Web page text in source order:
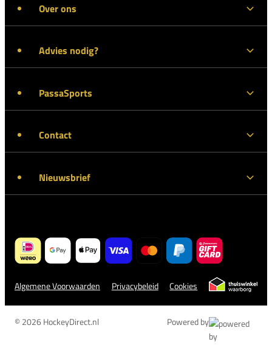
Over ons
Advies nodig?
PassaSports
Contact
Nieuwsbrief
Algemene Voorwaarden Privacybeleid Cookies
© 2026 HockeyDirect.nl Powered by